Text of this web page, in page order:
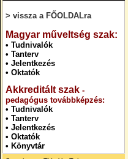
> vissza a FŐOLDALra
Magyar műveltség szak:
• Tudnivalók
• Tanterv
• Jelentkezés
• Oktatók
Akkreditált szak -
pedagógus továbbképzés:
• Tudnivalók
• Tanterv
• Jelentkezés
• Oktatók
• Könyvtár